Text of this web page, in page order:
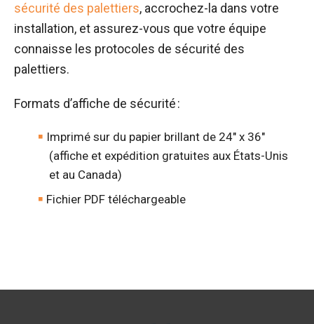
sécurité des palettiers, accrochez-la dans votre
installation, et assurez-vous que votre équipe
connaisse les protocoles de sécurité des
palettiers.
Formats d’affiche de sécurité :
Imprimé sur du papier brillant de 24" x 36"
(affiche et expédition gratuites aux États-Unis
et au Canada)
Fichier PDF téléchargeable